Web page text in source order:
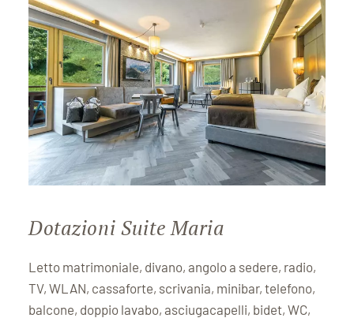
Dotazioni Suite Maria
Letto matrimoniale, divano, angolo a sedere, radio,
TV, WLAN, cassaforte, scrivania, minibar, telefono,
balcone, doppio lavabo, asciugacapelli, bidet, WC,